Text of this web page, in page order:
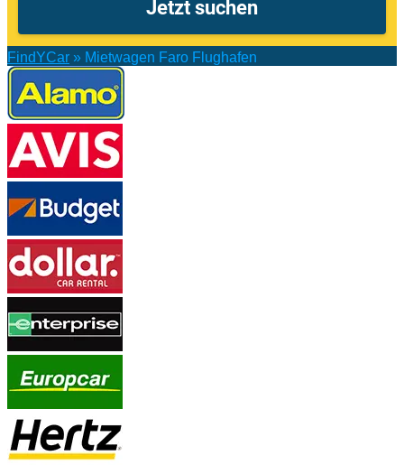
FindYCar » Mietwagen Faro Flughafen